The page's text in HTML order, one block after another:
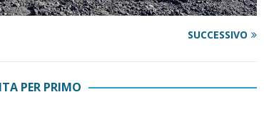
SUCCESSIVO
PER PRIMO